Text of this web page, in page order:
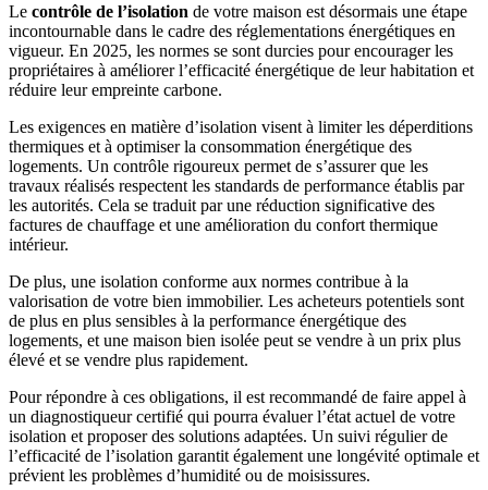
Le contrôle de l’isolation de votre maison est désormais une étape
incontournable dans le cadre des réglementations énergétiques en
vigueur. En 2025, les normes se sont durcies pour encourager les
propriétaires à améliorer l’efficacité énergétique de leur habitation et
réduire leur empreinte carbone.
Les exigences en matière d’isolation visent à limiter les déperditions
thermiques et à optimiser la consommation énergétique des
logements. Un contrôle rigoureux permet de s’assurer que les
travaux réalisés respectent les standards de performance établis par
les autorités. Cela se traduit par une réduction significative des
factures de chauffage et une amélioration du confort thermique
intérieur.
De plus, une isolation conforme aux normes contribue à la
valorisation de votre bien immobilier. Les acheteurs potentiels sont
de plus en plus sensibles à la performance énergétique des
logements, et une maison bien isolée peut se vendre à un prix plus
élevé et se vendre plus rapidement.
Pour répondre à ces obligations, il est recommandé de faire appel à
un diagnostiqueur certifié qui pourra évaluer l’état actuel de votre
isolation et proposer des solutions adaptées. Un suivi régulier de
l’efficacité de l’isolation garantit également une longévité optimale et
prévient les problèmes d’humidité ou de moisissures.